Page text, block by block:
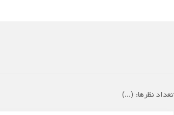
تعداد نظرها: (
...
)